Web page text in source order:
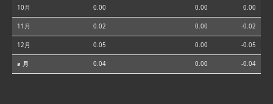
10月 0.00 0.00 0.00
11月 0.02 0.00 -0.02
12月 0.05 0.00 -0.05
⌀ 月 0.04 0.00 -0.04